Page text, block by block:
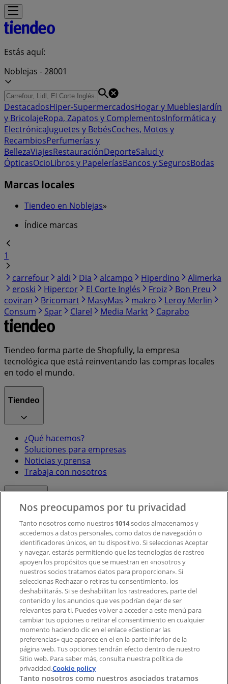
Estás aquí:
Noblejas - 28001
DestacadosHiper-SupermercadosHogar y MueblesJardín
y BricolajeRopa, Zapatos y ComplementosInformática y
ElectrónicaJuguetes y BebésCoches, Motos y
RecambiosPerfumerías y
BellezaViajesRestauraciónDeporteSalud y
ÓpticasOcioLibros y PapeleríasBancos y SegurosBodas
Marcas locales
Tiendeo en Noblejas»
Índice marcas
1
carrefour
aldi Dia alcampo Hiperdino
Alimerka
eroski
Hipercor El Corte Inglés Froiz
Bon Preu
coviran
Bricomart MasyMas makro
Leroy Merlin
Consum
Spar Clarel Media Markt Caprabo
Tiendeo forma parte de Shopfully, la empresa
tecnológica que está reinventando las compras locales
en todo el mundo.
Tiendeo
¿Qué hacemos?
Soluciones para empresas
Noticias y prensa
Trabaja con nosotros
Contacto comercial y de marketing
Tienda mal colocada en el mapa
Notificar un folleto
¿Encontraste un problema en la web o en la
aplicación?
Índices
Marcas
Marcas locales
Negocios
Negocios cercanos
Nos preocupamos por tu privacidad
Tanto nosotros como nuestros 1014socios almacenamos y
accedemos a datos personales, como datos de navegación o
identificadores únicos, en tu dispositivo. Si seleccionas Aceptar
y navegar, estarás permitiendo que las tecnologías de rastreo
apoyen los propósitos que se muestran en «nosotros y
nuestros socios tratamos datos para proporcionar». Si
seleccionas Rechazar o retiras tu consentimiento, los
deshabilitarás. Si se deshabilitan los rastreadores, parte del
contenido y los anuncios que ves podrían dejar de ser
relevantes para ti. Puedes volver a acceder a este menú para
cambiar tus opciones o retirar el consentimiento en cualquier
momento haciendo clic en el enlace «Gestionar las
preferencias» que aparece en el en la parte inferior de la
página web. Tus opciones tendrán efecto dentro de nuestro
Sitio web. Para saber más, consulta nuestra política de
privacidad.Cookie policy
Tanto nosotros como nuestros asociados tratamos